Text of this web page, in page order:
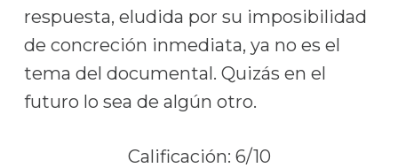
respuesta, eludida por su imposibilidad
de concreción inmediata, ya no es el
tema del documental. Quizás en el
futuro lo sea de algún otro.
Calificación: 6/10